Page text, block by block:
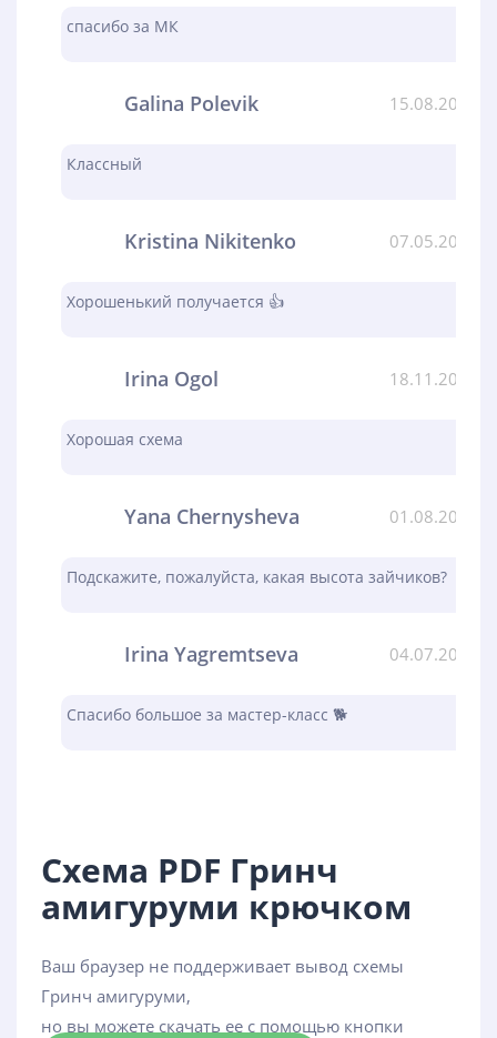
спасибо за МК
Galina Polevik 15.08.2024
Классный
Kristina Nikitenko 07.05.2024
Хорошенький получается 👍
Irina Ogol 18.11.2023
Хорошая схема
Yana Chernysheva 01.08.2023
Подскажите, пожалуйста, какая высота зайчиков?
Irina Yagremtseva 04.07.2023
Спасибо большое за мастер-класс 🐕
Схема PDF Гринч
амигуруми крючком
Ваш браузер не поддерживает вывод схемы
Гринч амигуруми,
но вы можете скачать ее с помощью кнопки